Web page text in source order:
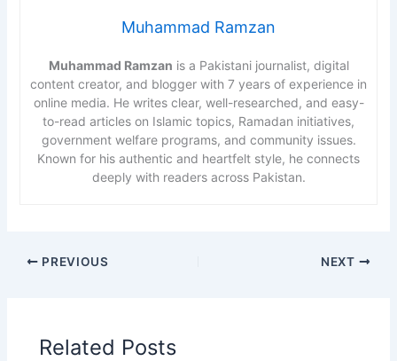
Muhammad Ramzan
Muhammad Ramzan is a Pakistani journalist, digital
content creator, and blogger with 7 years of experience in
online media. He writes clear, well-researched, and easy-
to-read articles on Islamic topics, Ramadan initiatives,
government welfare programs, and community issues.
Known for his authentic and heartfelt style, he connects
deeply with readers across Pakistan.
PREVIOUS NEXT
Related Posts